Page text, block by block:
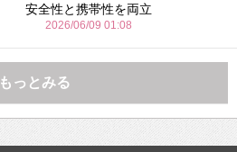
安全性と携帯性を両立
2026/06/09 01:08
もっとみる